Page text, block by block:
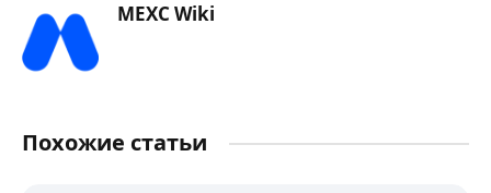
MEXC Wiki
Похожие статьи